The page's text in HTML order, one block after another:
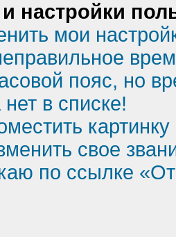
настройки
мои
пояс, но
в списке!
свое
по ссылке